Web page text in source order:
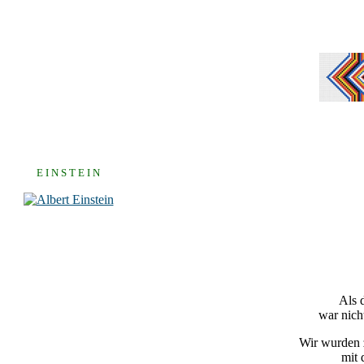
E I N S T E I N
Als
war
Wir wurden
mit